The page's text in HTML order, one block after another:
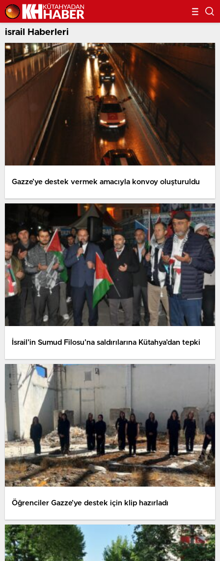
israil Haberleri
Gazze’ye destek vermek amacıyla konvoy oluşturuldu
İsrail’in Sumud Filosu’na saldırılarına Kütahya’dan tepki
Öğrenciler Gazze’ye destek için klip hazırladı